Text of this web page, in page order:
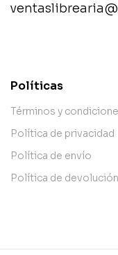
Políticas
Términos y
Política de privacidad
Política de envío
Política de devolución